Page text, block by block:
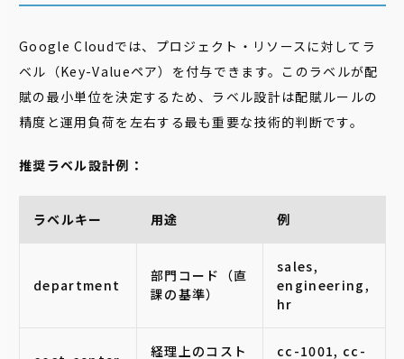
Google Cloudでは、プロジェクト・リソースに対してラ
ベル（Key-Valueペア）を付与できます。このラベルが配
賦の最小単位を決定するため、ラベル設計は配賦ルールの
精度と運用負荷を左右する最も重要な技術的判断です。
推奨ラベル設計例：
ラベルキー 用途 例
department
部門コード（直
課の基準）
sales,
engineering,
hr
経理上のコスト cc-1001, cc-